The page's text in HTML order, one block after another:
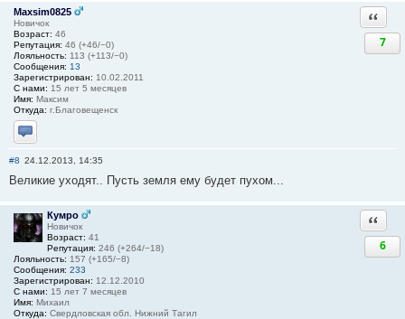
Maxsim0825
Новичок
Возраст: 46
Репутация: 46 (+46/−0)
Лояльность: 113 (+113/−0)
Сообщения: 13
Зарегистрирован: 10.02.2011
С нами: 15 лет 5 месяцев
Имя: Максим
Откуда: г.Благовещенск
Отправить личное сообщение
7
#8 24.12.2013, 14:35
Великие уходят.. Пусть земля ему будет пухом...
Кумро
Новичок
Возраст: 41
Репутация: 246 (+264/−18)
Лояльность: 157 (+165/−8)
Сообщения: 233
Зарегистрирован: 12.12.2010
С нами: 15 лет 7 месяцев
Имя: Михаил
Откуда: Свердловская обл. Нижний Тагил
6